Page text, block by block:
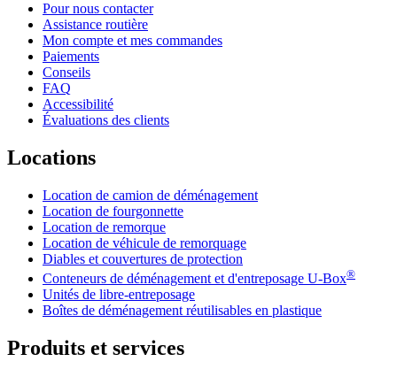
Pour nous contacter
Assistance routière
Mon compte et mes commandes
Paiements
Conseils
FAQ
Accessibilité
Évaluations des clients
Locations
Location de camion de déménagement
Location de fourgonnette
Location de remorque
Location de véhicule de remorquage
Diables et couvertures de protection
Conteneurs de déménagement et d'entreposage U-Box®
Unités de libre-entreposage
Boîtes de déménagement réutilisables en plastique
Produits et services